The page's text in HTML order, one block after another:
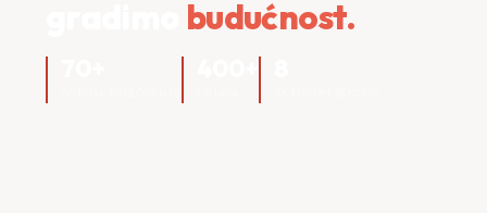
budućnost.